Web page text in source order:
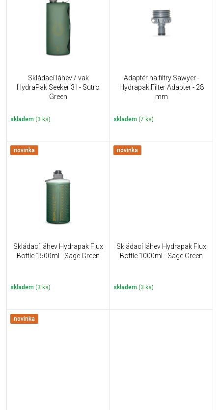
Skládací láhev / vak
HydraPak Seeker 3 l - Sutro
Green
skladem (3 ks)
Adaptér na filtry Sawyer -
Hydrapak Filter Adapter - 28
mm
skladem (7 ks)
novinka
Skládací láhev Hydrapak Flux
Bottle 1500ml - Sage Green
skladem (3 ks)
novinka
Skládací láhev Hydrapak Flux
Bottle 1000ml - Sage Green
skladem (3 ks)
novinka